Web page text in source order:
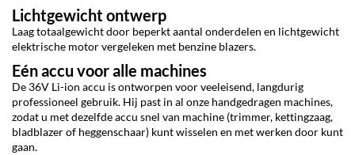
Lichtgewicht ontwerp
Laag totaalgewicht door beperkt aantal onderdelen en lichtgewicht
elektrische motor vergeleken met benzine blazers.
Eén accu voor alle machines
De 36V Li-ion accu is ontworpen voor veeleisend, langdurig
professioneel gebruik. Hij past in al onze handgedragen machines,
zodat u met dezelfde accu snel van machine (trimmer, kettingzaag,
bladblazer of heggenschaar) kunt wisselen en met werken door kunt
gaan.